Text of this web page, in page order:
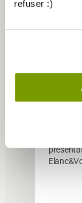
refuser :)